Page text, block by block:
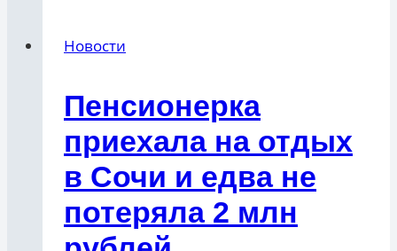
Новости
Пенсионерка
приехала на отдых
в Сочи и едва не
потеряла 2 млн